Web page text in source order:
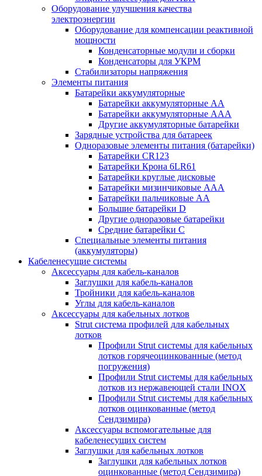
Оборудование улучшения качества
электроэнергии
Оборудование для компенсации реактивной
мощности
Конденсаторные модули и сборки
Конденсаторы для УКРМ
Стабилизаторы напряжения
Элементы питания
Батарейки аккумуляторные
Батарейки аккумуляторные АА
Батарейки аккумуляторные ААА
Другие аккумуляторные батарейки
Зарядные устройства для батареек
Одноразовые элементы питания (батарейки)
Батарейки CR123
Батарейки Крона 6LR61
Батарейки круглые дисковые
Батарейки мизинчиковые ААА
Батарейки пальчиковые АА
Большие батарейки D
Другие одноразовые батарейки
Средние батарейки C
Специальные элементы питания
(аккумуляторы)
Кабеленесущие системы
Аксессуары для кабель-каналов
Заглушки для кабель-каналов
Тройники для кабель-каналов
Углы для кабель-каналов
Аксессуары для кабельных лотков
Strut система профилей для кабельных
лотков
Профили Strut системы для кабельных
лотков горячеоцинкованные (метод
погружения)
Профили Strut системы для кабельных
лотков из нержавеющей стали INOX
Профили Strut системы для кабельных
лотков оцинкованные (метод
Сендзимира)
Аксессуары вспомогательные для
кабеленесущих систем
Заглушки для кабельных лотков
Заглушки для кабельных лотков
оцинкованные (метод Сендзимира)